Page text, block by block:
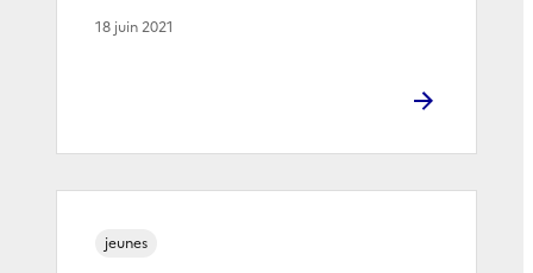
18 juin 2021
jeunes